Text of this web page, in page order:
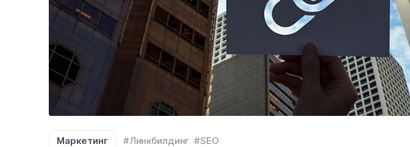
Маркетинг #Линкбилдинг #SEO